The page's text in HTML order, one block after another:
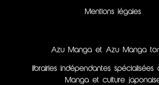
Mentions légales
Azu Manga et Azu Manga
librairies indépendantes
Manga et culture